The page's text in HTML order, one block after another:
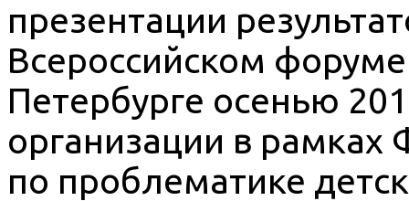
презентации
Всероссийском
Петербурге осенью
организации в рамках
по проблематике